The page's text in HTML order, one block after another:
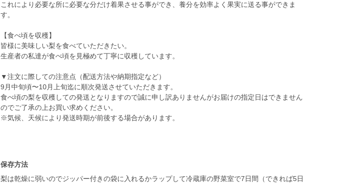
これにより必要な所に必要な分だけ着果させる事ができ、養分を効率よく果実に送る事ができま
す。
【食べ頃を収穫】
皆様に美味しい梨を食べていただきたい。
生産者の私達が食べ頃を見極めて丁寧に収穫しています。
▼注文に際しての注意点（配送方法や納期指定など）
9月中旬頃〜10月上旬迄に順次発送させていただきます。
食べ頃の梨を収穫しての発送となりますので誠に申し訳ありませんがお届けの指定日はできません
のでご了承の上お買い求めください。
※気候、天候により発送時期が前後する場合があります。
保存方法
梨は乾燥に弱いのでジッパー付きの袋に入れるかラップして冷蔵庫の野菜室で7日間（できれば5日